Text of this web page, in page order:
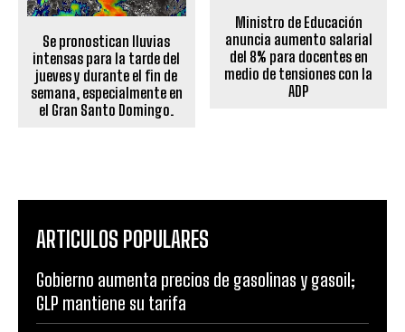
Se pronostican lluvias
intensas para la tarde del
jueves y durante el fin de
semana, especialmente en
el Gran Santo Domingo.
Ministro de Educación
anuncia aumento salarial
del 8% para docentes en
medio de tensiones con la
ADP
ARTICULOS POPULARES
Gobierno aumenta precios de gasolinas y gasoil;
GLP mantiene su tarifa